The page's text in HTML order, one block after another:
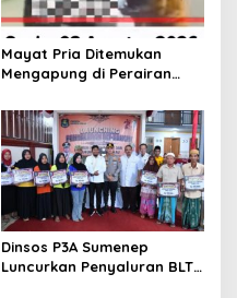
Mayat Pria Ditemukan
Mengapung di Perairan
Sumenep
Dinsos P3A Sumenep
Luncurkan Penyaluran BLT